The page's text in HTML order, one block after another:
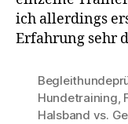
ich allerdings
Erfahrung sehr
Hundetraining,
Halsband vs.